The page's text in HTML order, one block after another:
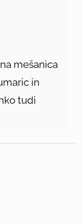
mešanica
in
tudi